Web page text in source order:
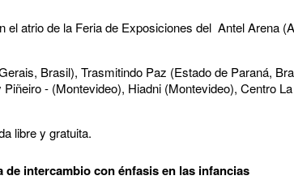
el atrio de la Feria de Exposiciones del Antel Arena
Brasil), Trasmitindo Paz (Estado de Paraná,
- (Montevideo), Hiadni (Montevideo), Centro
libre y gratuita.
intercambio con énfasis en las infancias